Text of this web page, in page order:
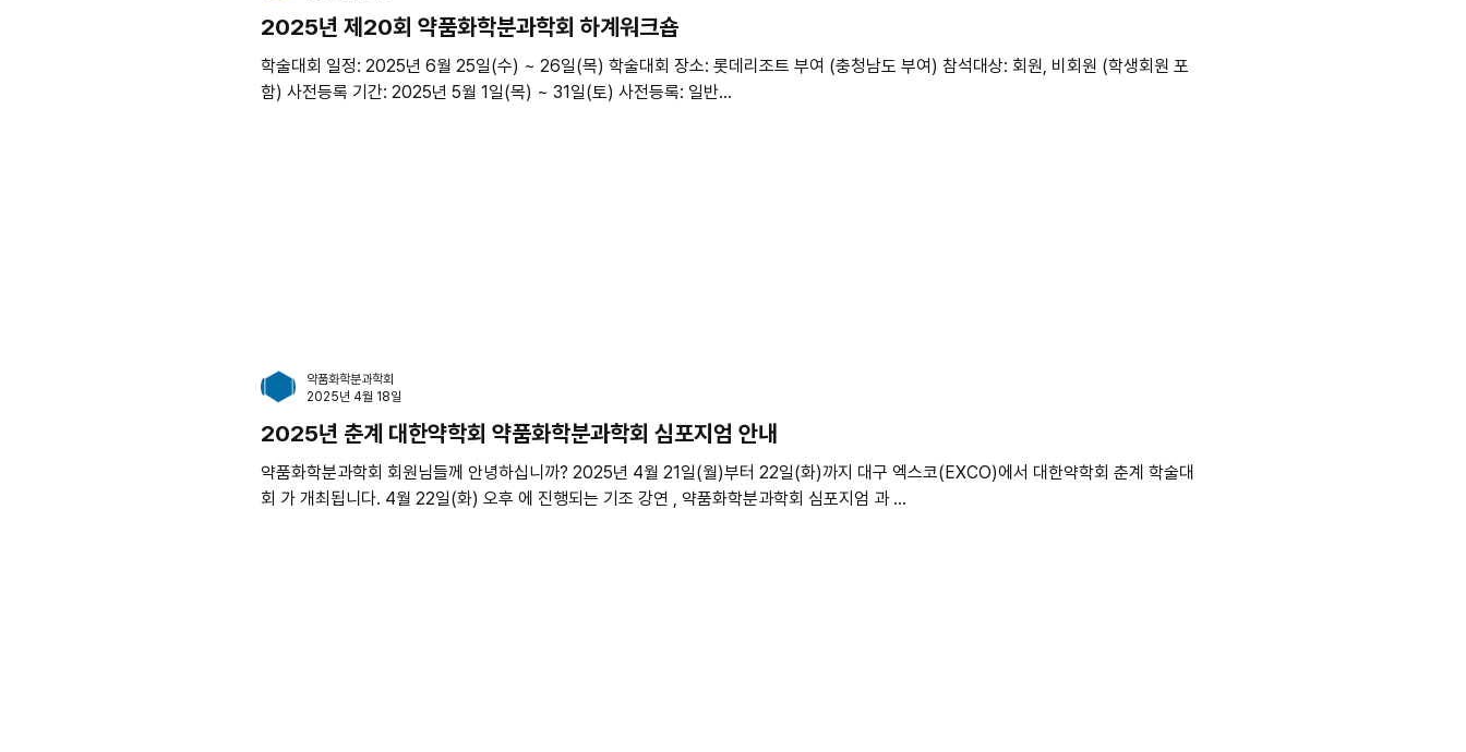
2025년 제20회 약품화학분과학회 하계워크숍
​학술대회 일정: 2025년 6월 25일(수) ~ 26일(목) ​학술대회 장소: 롯데리조트 부여 (충청남도 부여) 참석대상: 회원, 비회원 (학생회원 포
함) ​사전등록 기간: 2025년 5월 1일(목) ~ 31일(토) 사전등록: 일반...
2025년 춘계 대한약학회 약품화학분과학회 심포지엄 안내
약품화학분과학회 회원님들께 안녕하십니까? 2025년 4월 21일(월)부터 22일(화)까지 대구 엑스코(EXCO)에서 대한약학회 춘계 학술대
회 가 개최됩니다. 4월 22일(화) 오후 에 진행되는 기조 강연 , 약품화학분과학회 심포지엄 과 ...
약품화학분과학회
2025년 4월 18일